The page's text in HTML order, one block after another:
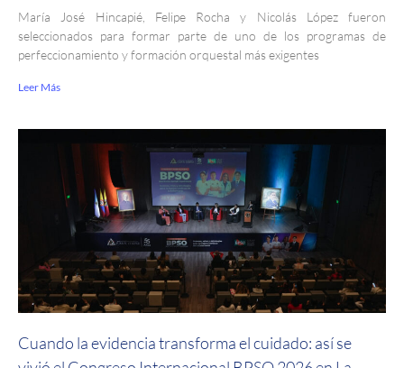
María José Hincapié, Felipe Rocha y Nicolás López fueron
seleccionados para formar parte de uno de los programas de
perfeccionamiento y formación orquestal más exigentes
Leer Más
Cuando la evidencia transforma el cuidado: así se